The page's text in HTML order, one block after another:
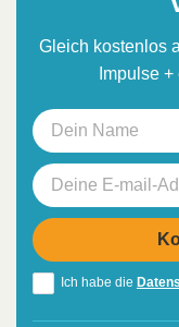
Gleich kostenlos
Impulse
Ich habe die